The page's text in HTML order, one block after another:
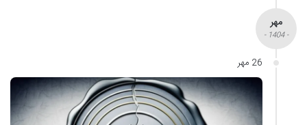
مهر
- 1404 -
26 مهر